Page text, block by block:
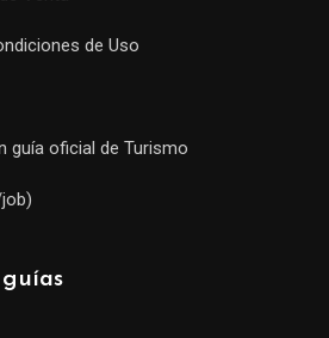
de Uso
guía oficial de Turismo